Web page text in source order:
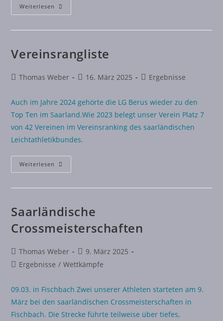
Weiterlesen
Vereinsrangliste
Thomas Weber 16. März 2025 Ergebnisse
Auch im Jahre 2024 gehörte die LG Berus wieder zu den
Top Ten im Saarland.Wie 2023 belegt unser Verein Platz 7
von 42 Vereinen im Vereinsranking des saarländischen
Leichtathletikbundes.
Weiterlesen
Saarländische
Crossmeisterschaften
Thomas Weber
9. März 2025
Ergebnisse / Wettkämpfe
09.03. in Fischbach Zwei unserer Athleten starteten am 9.
März bei den saarländischen Crossmeisterschaften in
Fischbach. Die Strecke führte teilweise über tiefes,